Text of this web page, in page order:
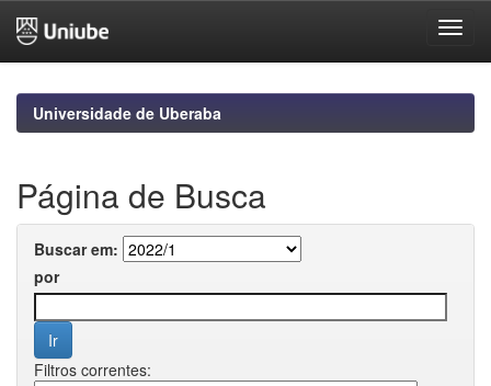
navigationUniversidade de Uberaba
Página de Busca
Buscar em:
por
Filtros correntes: